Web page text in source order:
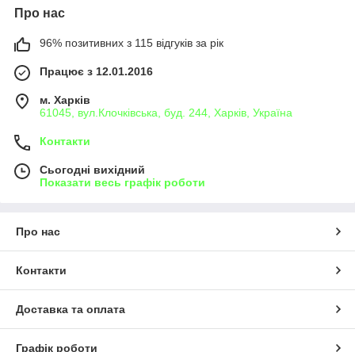
Про нас
96% позитивних з 115 відгуків за рік
Працює з 12.01.2016
м. Харків
61045, вул.Клочківська, буд. 244, Харків, Україна
Контакти
Сьогодні вихідний
Показати весь графік роботи
Про нас
Контакти
Доставка та оплата
Графік роботи